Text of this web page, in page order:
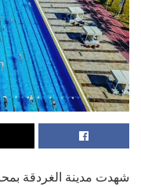
شهدت مدينة الغردقة